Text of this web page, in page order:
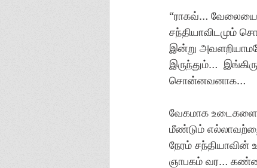
“ராகவ்… வேலையை
சந்தியாவிடமும்
இன்று
இருந்தும்…
சொன்னவனாக…
வேகமாக உடைகளை
மீண்டும்
நேரம் சந்தியாவின்
ஞாபகம் வர…